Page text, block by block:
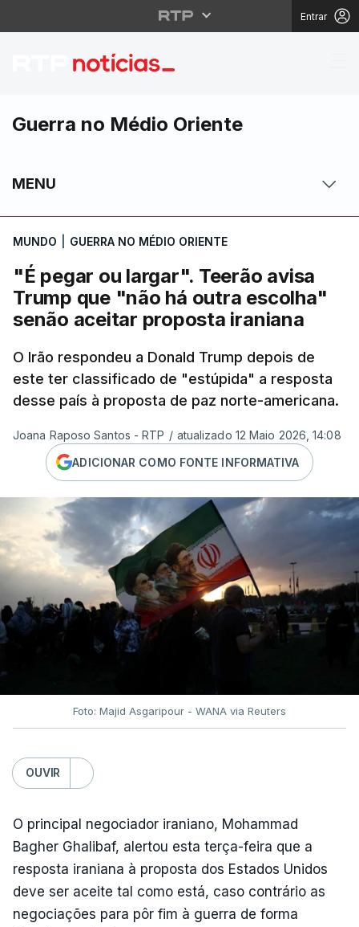
Entrar
"É pegar ou largar".
Guerra no Médio Oriente
MENU
MUNDO GUERRA NO MÉDIO ORIENTE
"É pegar ou largar". Teerão avisa
Trump que "não há outra escolha"
senão aceitar proposta iraniana
O Irão respondeu a Donald Trump depois de
este ter classificado de "estúpida" a resposta
desse país à proposta de paz norte-americana.
Joana Raposo Santos - RTP / atualizado 12 Maio 2026, 14:08
ADICIONAR COMO FONTE INFORMATIVA
Foto: Majid Asgaripour - WANA via Reuters
OUVIR
O principal negociador iraniano, Mohammad
Bagher Ghalibaf, alertou esta terça-feira que a
resposta iraniana à proposta dos Estados Unidos
deve ser aceite tal como está, caso contrário as
negociações para pôr fim à guerra de forma